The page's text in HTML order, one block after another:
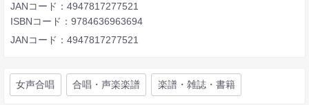
JANコード：4947817277521
ISBNコード：9784636963694
JANコード：4947817277521
女声合唱 合唱・声楽楽譜 楽譜・雑誌・書籍